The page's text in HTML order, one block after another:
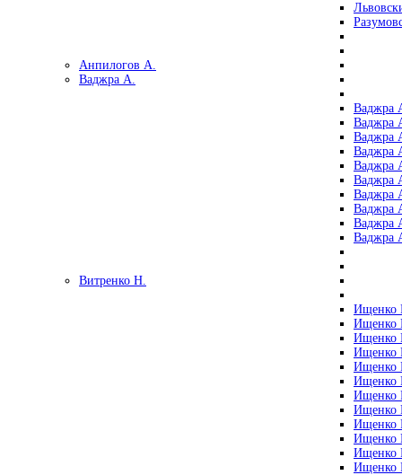
Анпилогов А.
Ваджра А.
Ваджра
Ваджра
Ваджра
Ваджра
Ваджра
Ваджра
Ваджра
Ваджра
Ваджра
Ваджра
Витренко Н.
Ищенко
Ищенко
Ищенко
Ищенко
Ищенко
Ищенко
Ищенко
Ищенко
Ищенко
Ищенко
Ищенко
Ищенко